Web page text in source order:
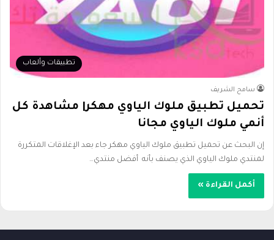
تطبيقات وألعاب
سامح الشريف
تحميل تطبيق ملوك الياوي مهكر| مشاهدة كل
أنمي ملوك الياوي مجانا
إن البحث عن تحميل تطبيق ملوك الياوي مهكر جاء بعد الإغلاقات المتكررة
لمنتدي ملوك الياوي الذي يصنف بأنه أفضل منتدي…
أكمل القراءة »